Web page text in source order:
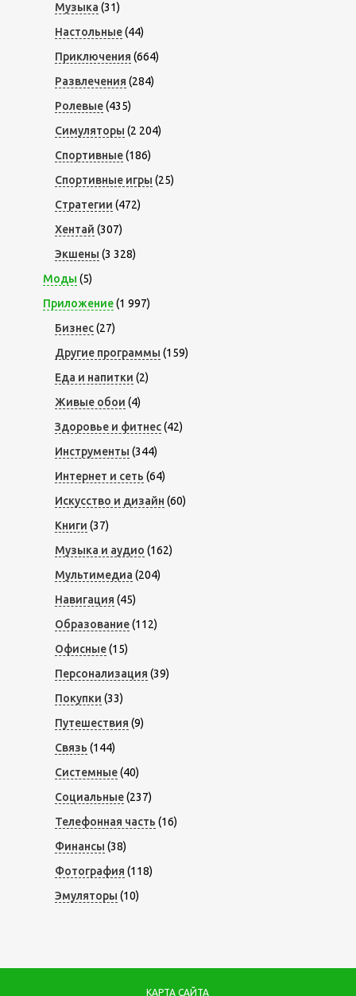
Музыка (31)
Настольные(44)
Приключения (664)
Развлечения (284)
Ролевые(435)
Симуляторы (2 204)
Спортивные(186)
Спортивные игры (25)
Стратегии (472)
Хентай (307)
Экшены (3 328)
Моды (5)
Приложение(1 997)
Бизнес(27)
Другие программы (159)
Еда и напитки (2)
Живые обои (4)
Здоровье и фитнес(42)
Инструменты (344)
Интернет и сеть (64)
Искусство и дизайн (60)
Книги (37)
Музыка и аудио (162)
Мультимедиа (204)
Навигация (45)
Образование(112)
Офисные(15)
Персонализация (39)
Покупки (33)
Путешествия (9)
Связь (144)
Системные(40)
Социальные(237)
Телефонная часть (16)
Финансы (38)
Фотография (118)
Эмуляторы (10)
КАРТА САЙТА